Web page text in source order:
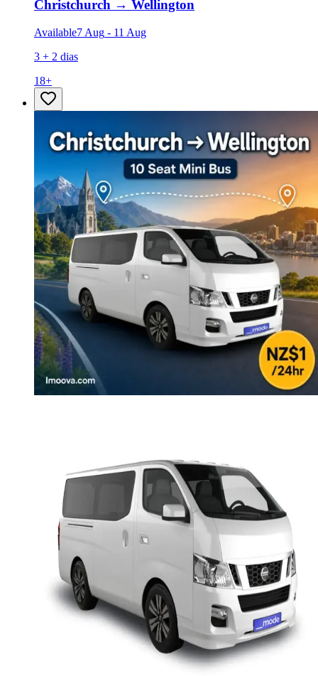
Christchurch → Wellington
Available7 Aug - 11 Aug
3 + 2 dias
18+